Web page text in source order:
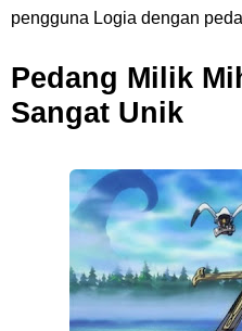
pengguna Logia dengan
Pedang Milik
Sangat Unik